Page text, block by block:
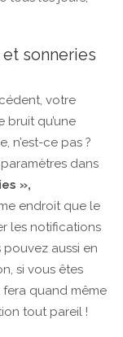
sonneries
votre
bruit qu’une
n’est-ce pas ?
dans
»,
endroit que le
les notifications
pouvez aussi en
si vous êtes
quand même
tout pareil !